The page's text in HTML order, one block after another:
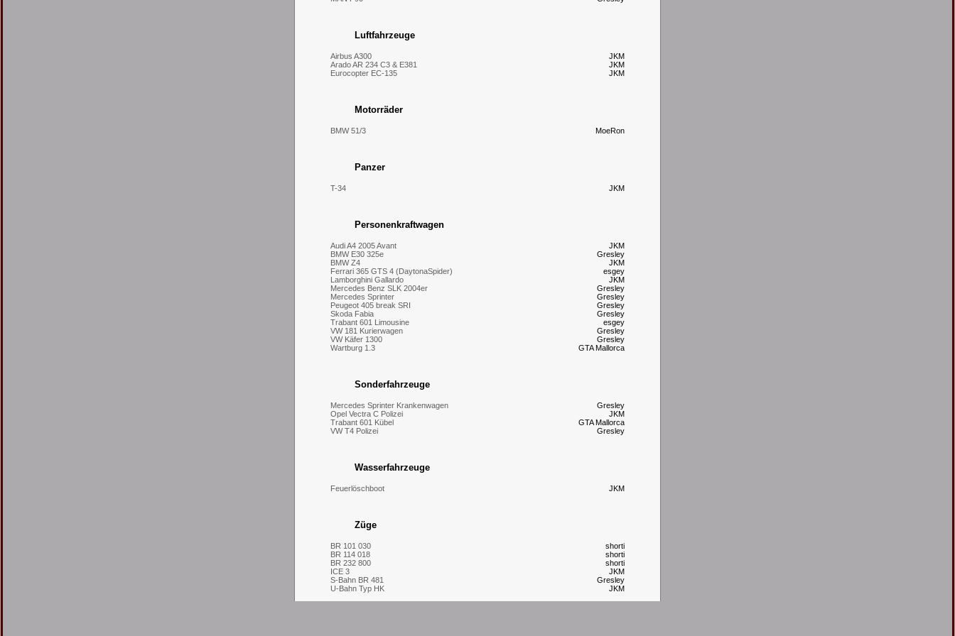
Luftfahrzeuge
JKM
Airbus A300
JKM
Arado AR 234 C3 & E381
JKM
Eurocopter EC-135
Motorräder
MoeRon
BMW 51/3
Panzer
JKM
T-34
Personenkraftwagen
JKM
Audi A4 2005 Avant
Gresley
BMW E30 325e
JKM
BMW Z4
esgey
Ferrari 365 GTS 4 (DaytonaSpider)
JKM
Lamborghini Gallardo
Gresley
Mercedes Benz SLK 2004er
Gresley
Mercedes Sprinter
Gresley
Peugeot 405 break SRI
Gresley
Skoda Fabia
esgey
Trabant 601 Limousine
Gresley
VW 181 Kurierwagen
Gresley
VW Käfer 1300
GTA Mallorca
Wartburg 1.3
Sonderfahrzeuge
Gresley
Mercedes Sprinter Krankenwagen
JKM
Opel Vectra C Polizei
GTA Mallorca
Trabant 601 Kübel
Gresley
VW T4 Polizei
Wasserfahrzeuge
JKM
Feuerlöschboot
Züge
shorti
BR 101 030
shorti
BR 114 018
shorti
BR 232 800
JKM
ICE 3
Gresley
S-Bahn BR 481
JKM
U-Bahn Typ HK